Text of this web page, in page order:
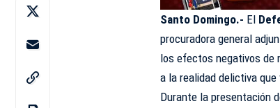
Santo Domingo.- El
procuradora general
los efectos negativos de
a la realidad delictiva que
Durante la presentación